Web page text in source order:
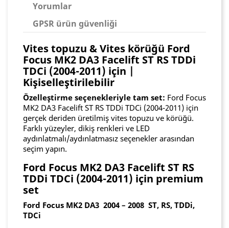
Yorumlar
GPSR ürün güvenliği
Vites topuzu & Vites körüğü Ford
Focus MK2 DA3 Facelift ST RS TDDi
TDCi (2004-2011) için |
Kişiselleştirilebilir
Özelleştirme seçenekleriyle tam set: Ford Focus
MK2 DA3 Facelift ST RS TDDi TDCi (2004-2011) için
gerçek deriden üretilmiş vites topuzu ve körüğü.
Farklı yüzeyler, dikiş renkleri ve LED
aydınlatmalı/aydınlatmasız seçenekler arasından
seçim yapın.
Ford Focus MK2 DA3 Facelift ST RS
TDDi TDCi (2004-2011) için premium
set
Ford Focus MK2 DA3 2004 – 2008 ST, RS, TDDi,
TDCi